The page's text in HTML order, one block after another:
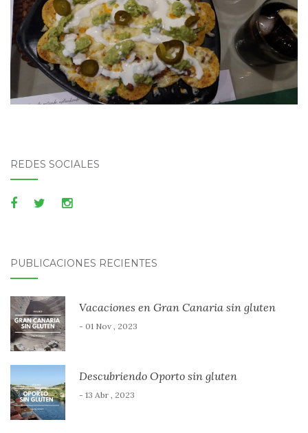
REDES SOCIALES
PUBLICACIONES RECIENTES
Vacaciones en Gran Canaria sin gluten
- 01 Nov , 2023
Descubriendo Oporto sin gluten
- 13 Abr , 2023